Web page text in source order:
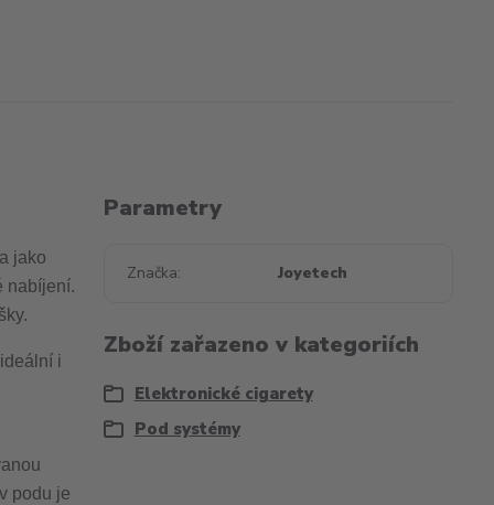
jako
nabíjení.
i
podu je
Parametry
Značka Joyetech
Zboží zařazeno v kategoriích
Elektronické cigarety
Pod systémy